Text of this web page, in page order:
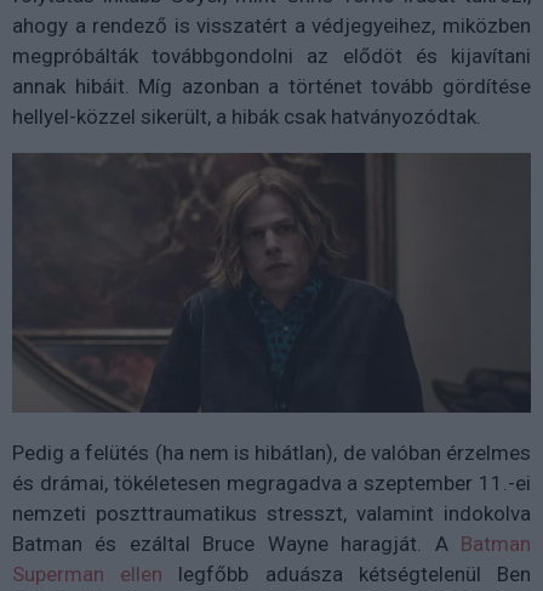
ahogy a rendező is visszatért a védjegyeihez, miközben
megpróbálták továbbgondolni az elődöt és kijavítani
annak hibáit. Míg azonban a történet tovább gördítése
hellyel-közzel sikerült, a hibák csak hatványozódtak.
Pedig a felütés (ha nem is hibátlan), de valóban érzelmes
és drámai, tökéletesen megragadva a szeptember 11.-ei
nemzeti poszttraumatikus stresszt, valamint indokolva
Batman és ezáltal Bruce Wayne haragját. A Batman
Superman ellen legfőbb aduásza kétségtelenül Ben